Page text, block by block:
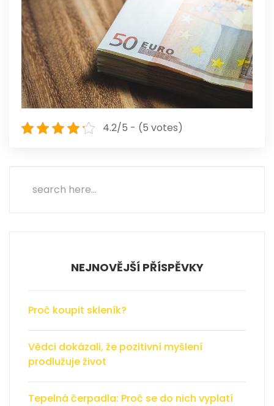
4.2/5 - (5 votes)
NEJNOVĚJŠÍ PŘÍSPĚVKY
Proč koupit skleník?
Vědci dokázali, že pozitivní myšlení
prodlužuje život
Tepelná čerpadla: Proč se do nich vyplatí